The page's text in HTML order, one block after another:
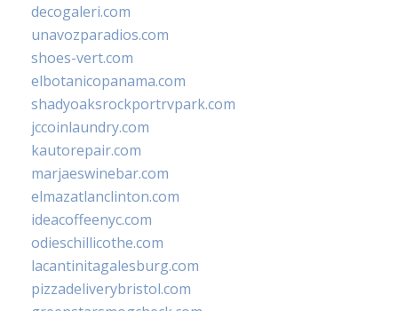
decogaleri.com
unavozparadios.com
shoes-vert.com
elbotanicopanama.com
shadyoaksrockportrvpark.com
jccoinlaundry.com
kautorepair.com
marjaeswinebar.com
elmazatlanclinton.com
ideacoffeenyc.com
odieschillicothe.com
lacantinitagalesburg.com
pizzadeliverybristol.com